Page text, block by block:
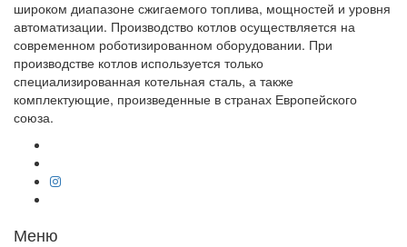
широком диапазоне сжигаемого топлива, мощностей и уровня
автоматизации. Производство котлов осуществляется на
современном роботизированном оборудовании. При
производстве котлов используется только
специализированная котельная сталь, а также
комплектующие, произведенные в странах Европейского
союза.
Меню